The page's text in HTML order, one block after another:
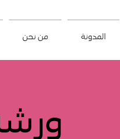
من نحن المدونة